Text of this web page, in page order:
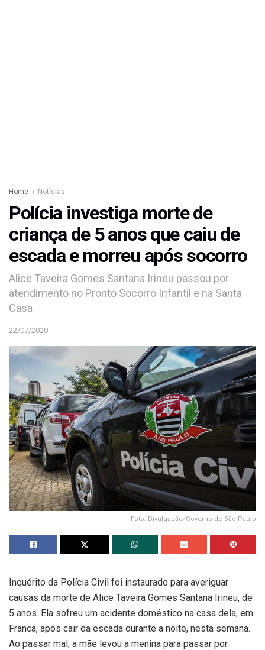
Home Notícias
Polícia investiga morte de
criança de 5 anos que caiu de
escada e morreu após socorro
Alice Taveira Gomes Santana Irineu passou por
atendimento no Pronto Socorro Infantil e na Santa
Casa
22/07/2020
Foto: Divulgação/Governo de São Paulo
Inquérito da Polícia Civil foi instaurado para averiguar
causas da morte de Alice Taveira Gomes Santana Irineu, de
5 anos. Ela sofreu um acidente doméstico na casa dela, em
Franca, após cair da escada durante a noite, nesta semana.
Ao passar mal, a mãe levou a menina para passar por